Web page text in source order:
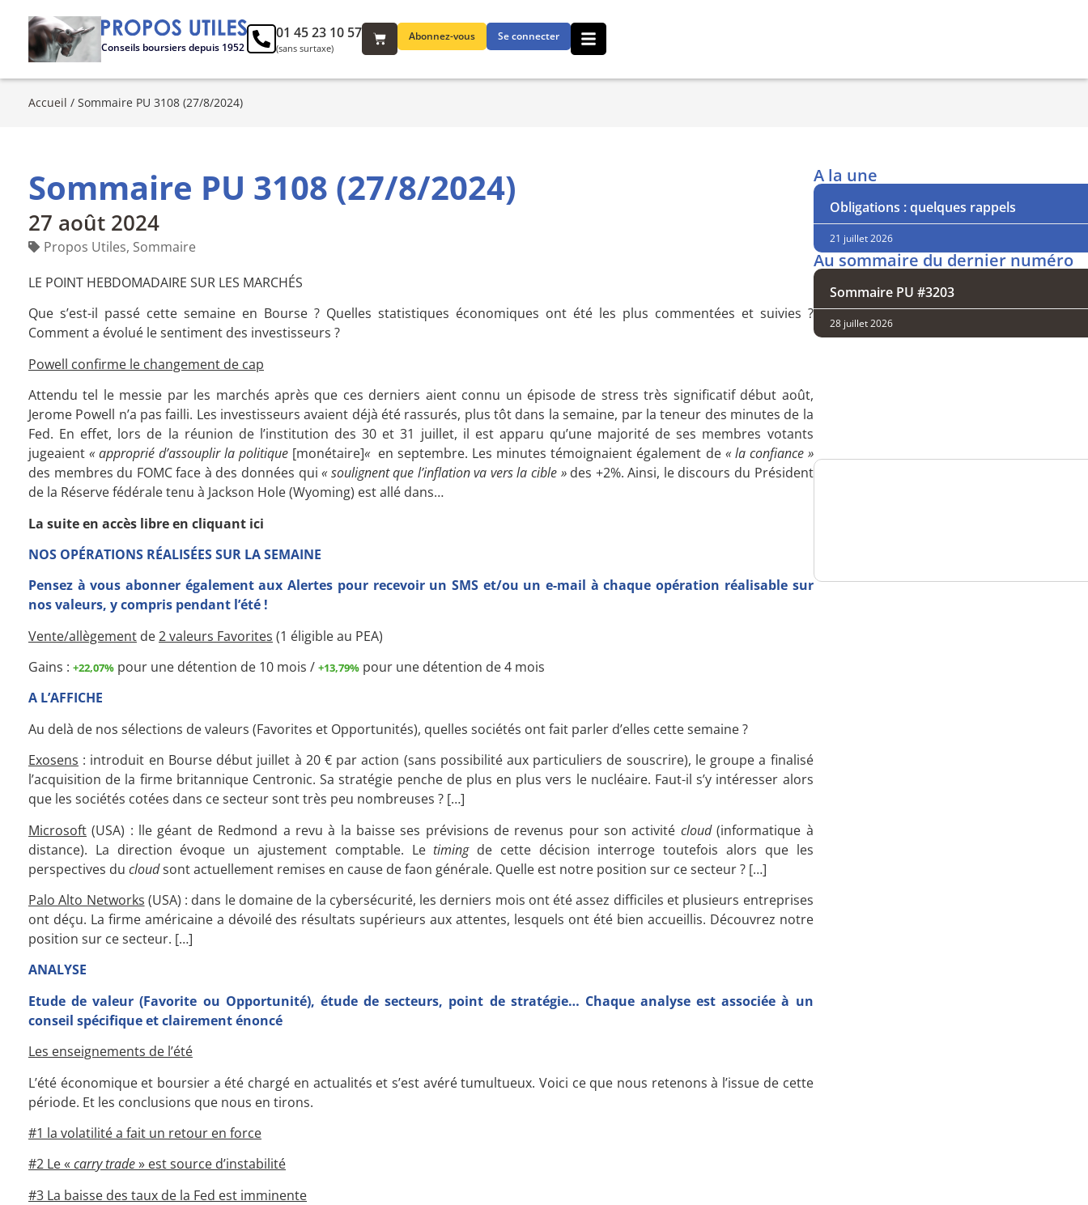
Conseils boursiers depuis 1952
Abonnez-vous Se connecter
01 45 23 10 57
(sans surtaxe)
Accueil / Sommaire PU 3108 (27/8/2024)
Sommaire PU 3108 (27/8/2024)
27 août 2024
Propos Utiles, Sommaire
LE POINT HEBDOMADAIRE SUR LES MARCHÉS
Que s’est-il passé cette semaine en Bourse ? Quelles statistiques économiques ont été les plus commentées et suivies ?
Comment a évolué le sentiment des investisseurs ?
Powell confirme le changement de cap
Attendu tel le messie par les marchés après que ces derniers aient connu un épisode de stress très significatif début août,
Jerome Powell n’a pas failli. Les investisseurs avaient déjà été rassurés, plus tôt dans la semaine, par la teneur des minutes de la
Fed. En effet, lors de la réunion de l’institution des 30 et 31 juillet, il est apparu qu’une majorité de ses membres votants
jugeaient« approprié d’assouplir la politique [monétaire]« en septembre. Les minutes témoignaient également de « la confiance »
des membres du FOMC face à des données qui« soulignent que l’inflation va vers la cible »des +2%. Ainsi, le discours du Président
de la Réserve fédérale tenu à Jackson Hole (Wyoming) est allé dans…
La suite en accès libre en cliquant ici
NOS OPÉRATIONS RÉALISÉES SUR LA SEMAINE
Pensez à vous abonner également aux Alertes pour recevoir un SMS et/ou un e-mail à chaque opération réalisable sur
nos valeurs, y compris pendant l’été !
Vente/allègement de2valeurs Favorites (1 éligible au PEA)
Gains : +22,07% pour une détention de 10 mois / +13,79% pour une détention de 4 mois
A L’AFFICHE
Au delà de nos sélections de valeurs (Favorites et Opportunités), quelles sociétés ont fait parler d’elles cette semaine ?
Exosens : introduit en Bourse début juillet à 20 € par action (sans possibilité aux particuliers de souscrire), le groupe a finalisé
l’acquisition de la firme britannique Centronic. Sa stratégie penche de plus en plus vers le nucléaire. Faut-il s’y intéresser alors
que les sociétés cotées dans ce secteur sont très peu nombreuses ? […]
Microsoft (USA) : lle géant de Redmond a revu à la baisse ses prévisions de revenus pour son activité cloud(informatique à
distance). La direction évoque un ajustement comptable. Letimingde cette décision interroge toutefois alors que les
perspectives du cloudsont actuellement remises en cause de faon générale. Quelle est notre position sur ce secteur ? […]
Palo Alto Networks (USA) : dans le domaine de la cybersécurité, les derniers mois ont été assez difficiles et plusieurs entreprises
ont déçu. La firme américaine a dévoilé des résultats supérieurs aux attentes, lesquels ont été bien accueillis. Découvrez notre
position sur ce secteur. […]
ANALYSE
Etude de valeur (Favorite ou Opportunité), étude de secteurs, point de stratégie… Chaque analyse est associée à un
conseil spécifique et clairement énoncé
Les enseignements de l’été
L’été économique et boursier a été chargé en actualités et s’est avéré tumultueux. Voici ce que nous retenons à l’issue de cette
période. Et les conclusions que nous en tirons.
#1 la volatilité a fait un retour en force
#2 Le «carry trade» est source d’instabilité
#3 La baisse des taux de la Fed est imminente
A la une
Obligations : quelques rappels
21 juillet 2026
Au sommaire du dernier numéro
Sommaire PU #3203
28 juillet 2026